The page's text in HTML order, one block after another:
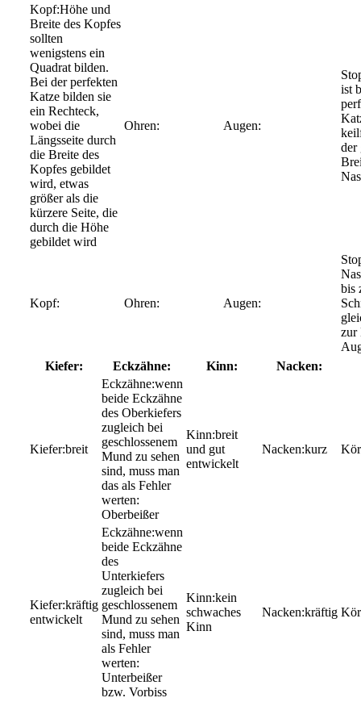
Höhe und
Breite des Kopfes
sollten
wenigstens ein
Quadrat bilden.
Bei der perfekten
Katze bilden sie
ein Rechteck,
wobei die
Längsseite durch
die Breite des
Kopfes gebildet
wird, etwas
größer als die
kürzere Seite, die
durch die Höhe
gebildet wird
ist
der
bis
zur
Kiefer:
Eckzähne: Kinn: Nacken:
breit
wenn
beide Eckzähne
des Oberkiefers
zugleich bei
geschlossenem
Mund zu sehen
sind, muss man
das als Fehler
werten:
Oberbeißer
breit
und gut
entwickelt
kurz
kräftig
entwickelt
wenn
beide Eckzähne
des
Unterkiefers
zugleich bei
geschlossenem
Mund zu sehen
sind, muss man
als Fehler
werten:
Unterbeißer
bzw. Vorbiss
kein
schwaches
Kinn
kräftig